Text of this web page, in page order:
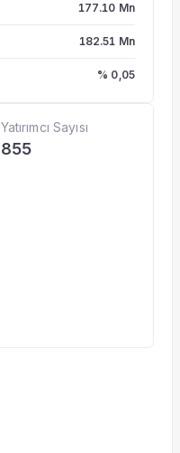
177.10 Mn
182.51 Mn
% 0,05
Yatırımcı Sayısı
855